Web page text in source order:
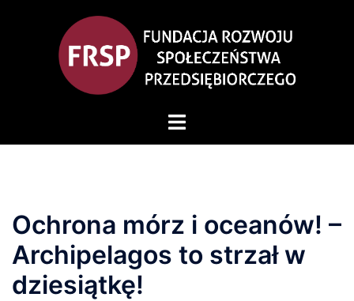
Ochrona mórz i oceanów! –
Archipelagos to strzał w
dziesiątkę!